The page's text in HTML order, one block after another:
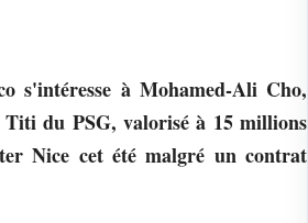
s'intéresse à Mohamed-Ali Cho,
du PSG, valorisé à 15 millions
Nice cet été malgré un contrat